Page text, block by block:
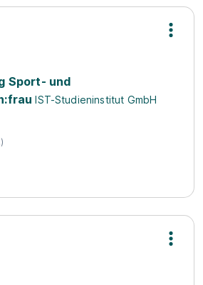
Sport- und
IST-Studieninstitut GmbH